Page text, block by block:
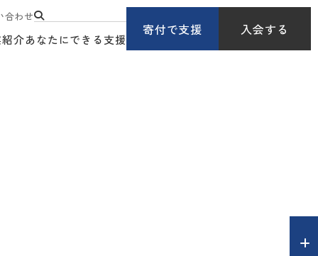
合わせ
介あなたにできる支援
寄付で支援 入会する